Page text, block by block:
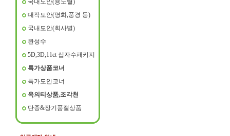
국내도안(용도별)
대작도안(명화,풍경 등)
국내도안(회사별)
완성수
5D,3D,11ct 십자수패키지
특가상품코너
특가도안코너
옥의티상품,조각천
단종&장기품절상품